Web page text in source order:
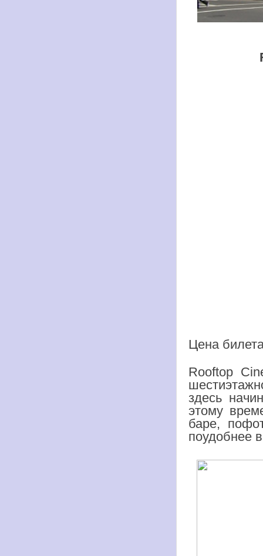
Цена
Rooftop
здесь
этому
баре,
поудобнее